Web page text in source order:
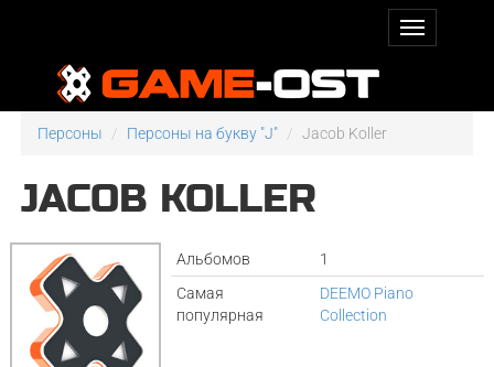
Персоны Персоны на букву "J" Jacob Koller
JACOB KOLLER
Альбомов
1
Самая
популярная
DEEMO Piano
Collection